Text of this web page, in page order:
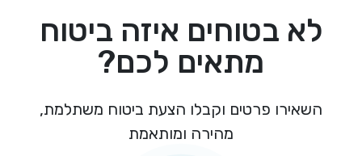
לא בטוחים איזה ביטוח
מתאים לכם?
השאירו פרטים וקבלו הצעת ביטוח משתלמת,
מהירה ומותאמת